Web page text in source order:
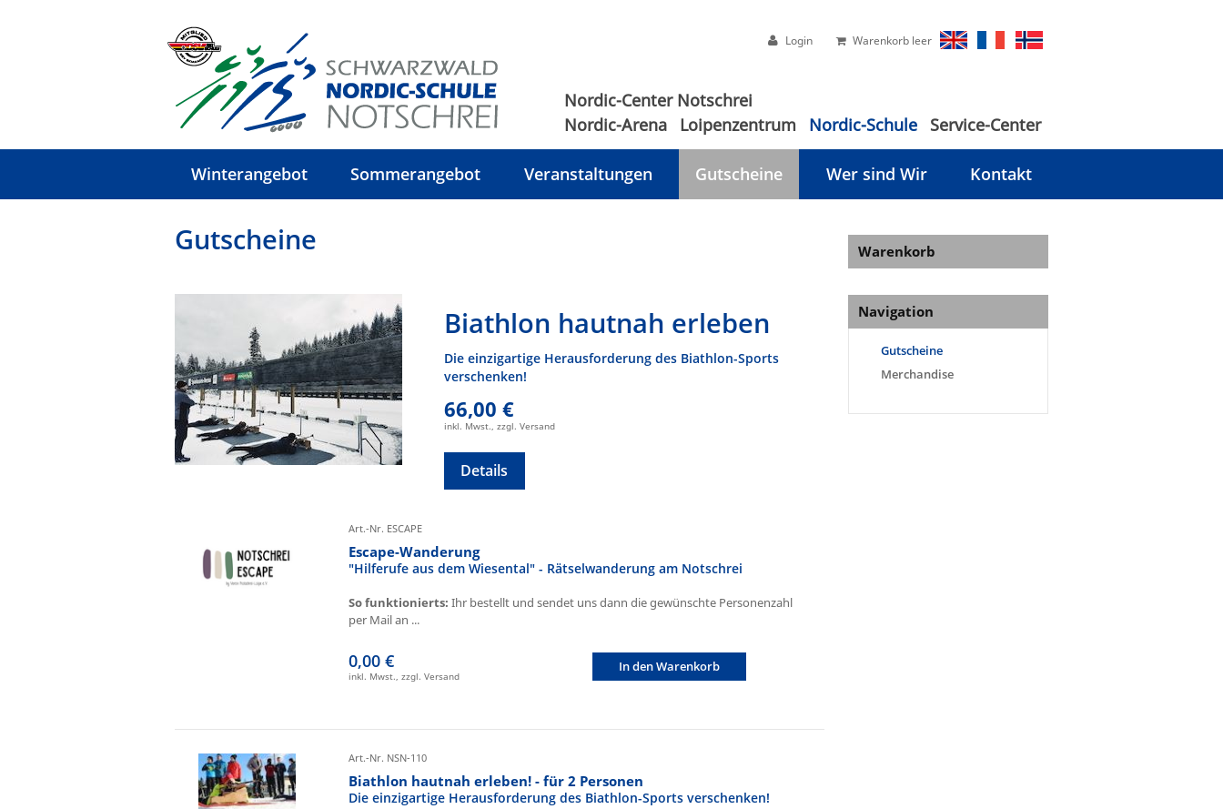
Login Warenkorb leer
Nordic-Center Notschrei
Nordic-Arena
Loipenzentrum Nordic-Schule Service-Center
Winterangebot Sommerangebot Veranstaltungen Gutscheine Wer sind Wir Kontakt
Gutscheine
Biathlon hautnah erleben
Die einzigartige Herausforderung des Biathlon-Sports
verschenken!
66,00 €
inkl. Mwst., zzgl. Versand
Details
Art.-Nr. ESCAPE
Escape-Wanderung
"Hilferufe aus dem Wiesental" - Rätselwanderung am Notschrei
So funktionierts: Ihr bestellt und sendet uns dann die gewünschte Personenzahl
per Mail an ...
0,00 €
inkl. Mwst., zzgl. Versand
In den Warenkorb
Art.-Nr. NSN-110
Biathlon hautnah erleben! - für 2 Personen
Die einzigartige Herausforderung des Biathlon-Sports verschenken!
Warenkorb
Navigation
Gutscheine
Merchandise